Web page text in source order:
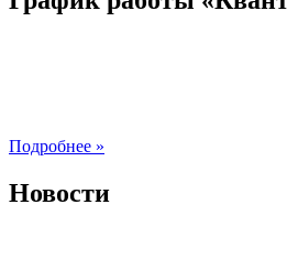
Подробнее »
Новости